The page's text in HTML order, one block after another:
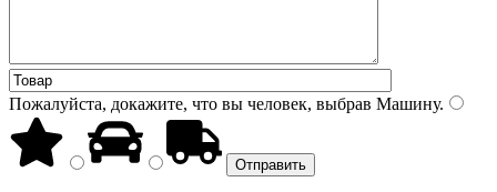
Пожалуйста, докажите, что вы человек, выбрав Машину.